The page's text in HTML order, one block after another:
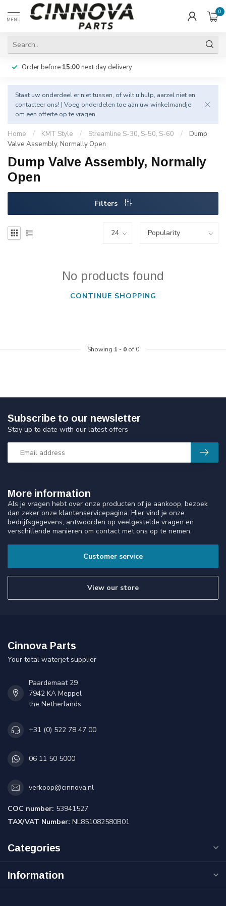
MENU
0
Order before 15:00next day delivery
Staat uw onderdeel er niet tussen, of wilt u hulp, aarzel niet en
contacteer ons! | Voeg onderdelen toe aan uw winkelmandje
om een offerte op te vragen.
Home / KMT Style / Streamline S-30, S-50, S-60 /
Dump
Valve Assembly, Normally Open
Dump Valve Assembly, Normally
Open
Filters
No products found
CONTINUE SHOPPING
Showing 1 - 0of 0
More information
Als je vragen hebt over onze producten of je aankoop, bezoek
dan zeker onze klantenservicepagina. Hier vind je onze
bedrijfsgegevens, antwoorden op veelgestelde vragen en
verschillende manieren om contact met ons op te nemen.
Customer service
View our store
Subscribe to our newsletter
Stay up to date with our latest offers
Cinnova Parts
Your total waterjet supplier
Paardemaat 29
7942 KA Meppel
the Netherlands
+31 (0) 522 78 47 00
06 11 50 5000
verkoop@cinnova.nl
COC number: 53941527
TAX/VAT Number: NL851082580B01
Categories
Information